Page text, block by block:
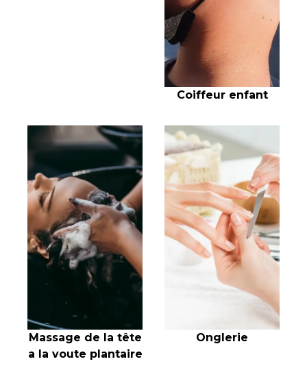
Coiffeur enfant
Massage de la tête
a la voute plantaire
Onglerie